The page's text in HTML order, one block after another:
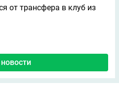
от трансфера в клуб из